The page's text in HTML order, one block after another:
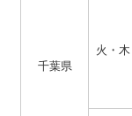
千葉県
火・木